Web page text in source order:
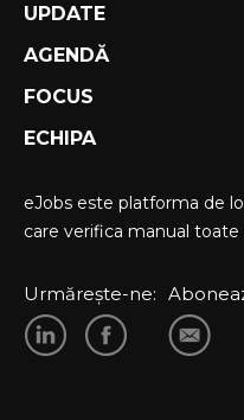
UPDATE
AGENDĂ
FOCUS
ECHIPA
eJobs este platforma de
care verifica manual
Urmărește-ne: